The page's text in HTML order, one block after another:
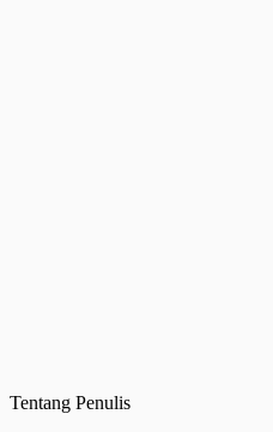
Tentang Penulis